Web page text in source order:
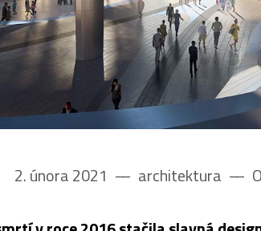
2. února 2021 –– architektura ––